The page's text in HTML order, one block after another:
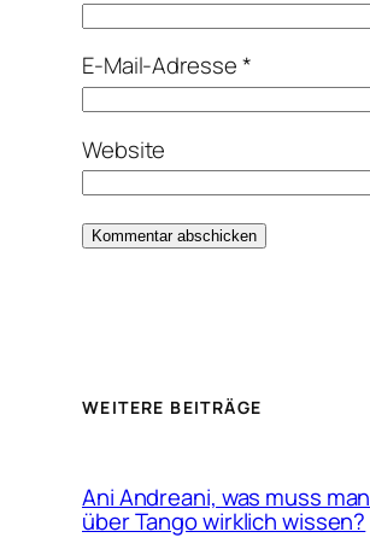
E-Mail-Adresse*
Website
WEITERE BEITRÄGE
Ani Andreani, was muss man
über Tango wirklich wissen?